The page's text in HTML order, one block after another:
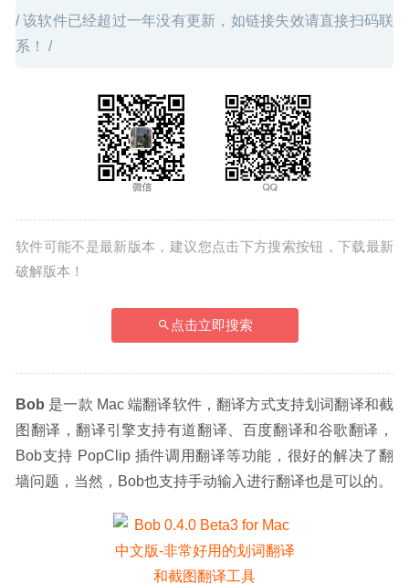
/ 该软件已经超过一年没有更新，如链接失效请直接扫码联
系！ /
软件可能不是最新版本，建议您点击下方搜索按钮，下载最新
破解版本！
点击立即搜索
Bob 是一款 Mac 端翻译软件，翻译方式支持划词翻译和截
图翻译，翻译引擎支持有道翻译、百度翻译和谷歌翻译，
Bob支持 PopClip 插件调用翻译等功能，很好的解决了翻
墙问题，当然，Bob也支持手动输入进行翻译也是可以的。